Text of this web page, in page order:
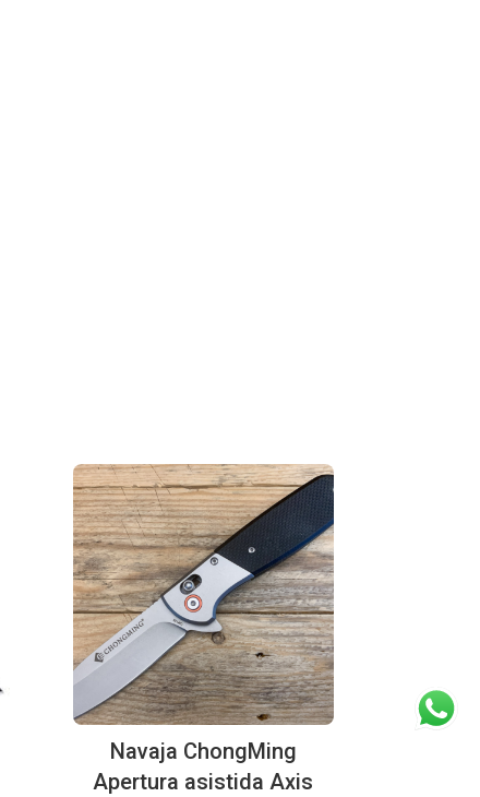
Navaja ChongMing
Apertura asistida Axis